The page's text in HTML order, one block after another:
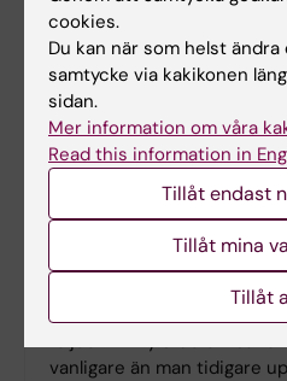
Ny studie
Spädbarnskollaps
få allvarliga
Plötslig oväntad
levnadsveckan är ovanligt,
följder. En ny studie visar
vanligare än man tidigare
cookies.
Du kan när som helst
samtycke via kakikonen
sidan.
Mer information om våra
Read this information in
Tillåt endast
Tillåt mina
Tillåt